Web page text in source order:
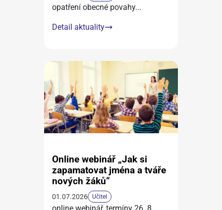
opatření obecné povahy...
Detail aktuality
Online webinář „Jak si
zapamatovat jména a tváře
nových žáků“
01.07.2026 Učitel